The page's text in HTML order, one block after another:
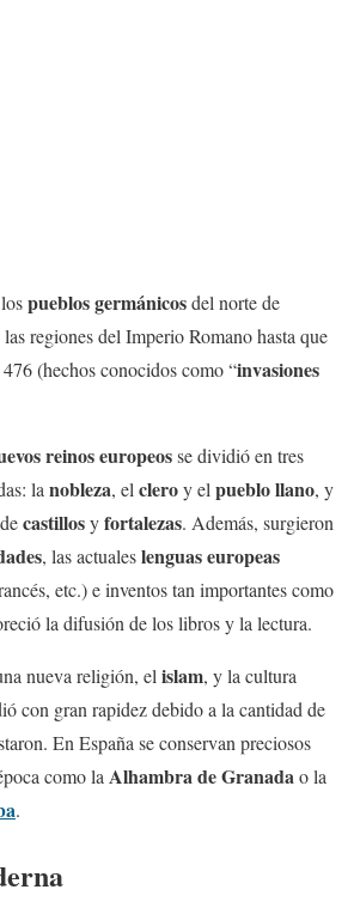
pueblos germánicosdel norte de
regiones del Imperio Romano hasta que
(hechos conocidos como “invasiones
reinos europeosse dividió en tres
lanobleza, elcleroy elpueblo llano, y
castillosyfortalezas. Además, surgieron
, las actualeslenguas europeas
etc.) e inventos tan importantes como
la difusión de los libros y la lectura.
nueva religión, elislam, y la cultura
con gran rapidez debido a la cantidad de
En España se conservan preciosos
como laAlhambrade Granadao la
.